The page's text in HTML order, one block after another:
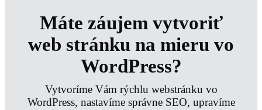
Máte záujem vytvoriť
web stránku na mieru vo
WordPress?
Vytvoríme Vám rýchlu webstránku vo
WordPress, nastavíme správne SEO, upravíme